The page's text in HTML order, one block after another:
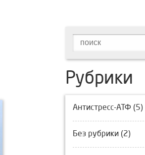
Рубрики
Антистресс-АТФ (5)
Без рубрики (2)